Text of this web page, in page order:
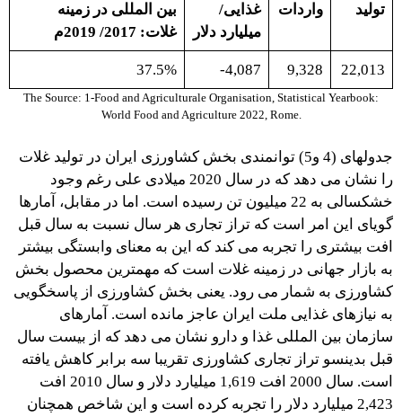
تولید
واردات
غذایی/
میليارد دلار
بین المللی در زمینه
غلات: 2017/ 2019م
22,013
9,328
4,087-
37.5%
The Source: 1-Food and Agriculturale Organisation, Statistical Yearbook:
World Food and Agriculture 2022, Rome.
جدولهای (4 و5) توانمندی بخش کشاورزی ایران در تولید غلات
را نشان می دهد که در سال 2020 میلادی علی رغم وجود
خشکسالی به 22 میلیون تن رسیده است. اما در مقابل، آمارها
گویای این امر است که تراز تجاری هر سال نسبت به سال قبل
افت بیشتری را تجربه می کند که این به معنای وابستگی بیشتر
به بازار جهانی در زمینه غلات است که مهمترین محصول بخش
کشاورزی به شمار می رود. یعنی بخش کشاورزی از پاسخگویی
به نیازهای غذایی ملت ایران عاجز مانده است. آمارهای
سازمان بین المللی غذا و دارو نشان می دهد که از بیست سال
قبل بدینسو تراز تجاری کشاورزی تقریبا سه برابر کاهش یافته
است. سال 2000 افت 1,619 میلیارد دلار و سال 2010 افت
2,423 میلیارد دلار را تجربه کرده است و این شاخص همچنان